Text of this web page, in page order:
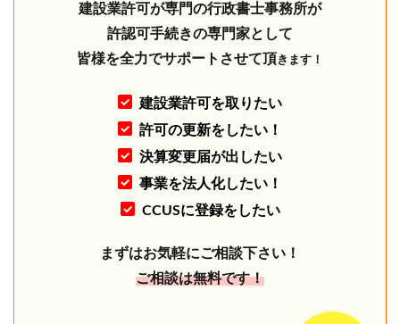
建設業許可が専門の行政書士事務所が
許認可手続きの専門家として
皆様を全力でサポートさせて頂きます！
建設業許可を取りたい
許可の更新をしたい！
決算変更届が出したい
事業を法人化したい！
CCUSに登録をしたい
まずはお気軽にご相談下さい！
ご相談は無料です！